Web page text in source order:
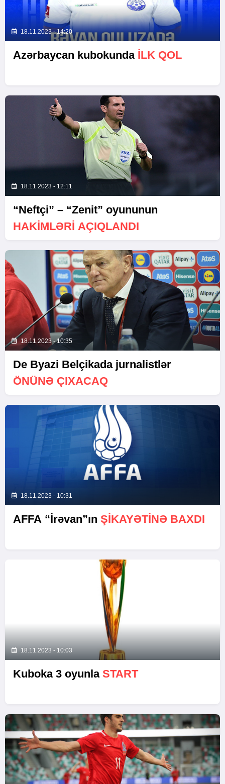
18.11.2023 - 14:20
Azərbaycan kubokundaILK QOL
18.11.2023 - 12:11
“Neftçi” – “Zenit” oyununun
HAKIMLƏRI AÇIQLANDI
18.11.2023 - 10:35
De Byazi Belçikada jurnalistlər
ÖNÜNƏ ÇIXACAQ
18.11.2023 - 10:31
AFFA “İrəvan”ın ŞIKAYƏTINƏ BAXDI
18.11.2023 - 10:03
Kuboka 3 oyunlaSTART